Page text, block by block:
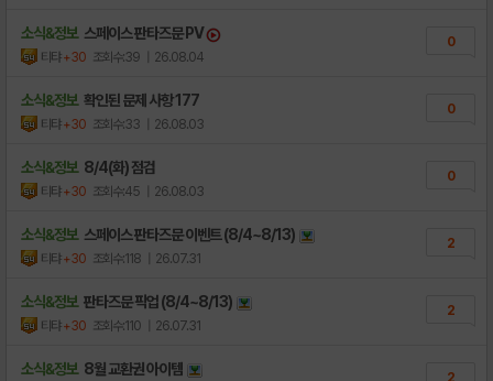
소식&정보 스페이스 판타즈문 PV
티탸+30 조회수:39 | 26.08.04
0
소식&정보 확인된 문제 사항 177
티탸+30 조회수:33 | 26.08.03
0
소식&정보 8/4(화) 점검
티탸+30 조회수:45 | 26.08.03
0
소식&정보 스페이스 판타즈문 이벤트 (8/4~8/13)
티탸+30 조회수:118 | 26.07.31
2
소식&정보 판타즈문 픽업 (8/4~8/13)
티탸+30 조회수:110 | 26.07.31
2
소식&정보 8월 교환권 아이템